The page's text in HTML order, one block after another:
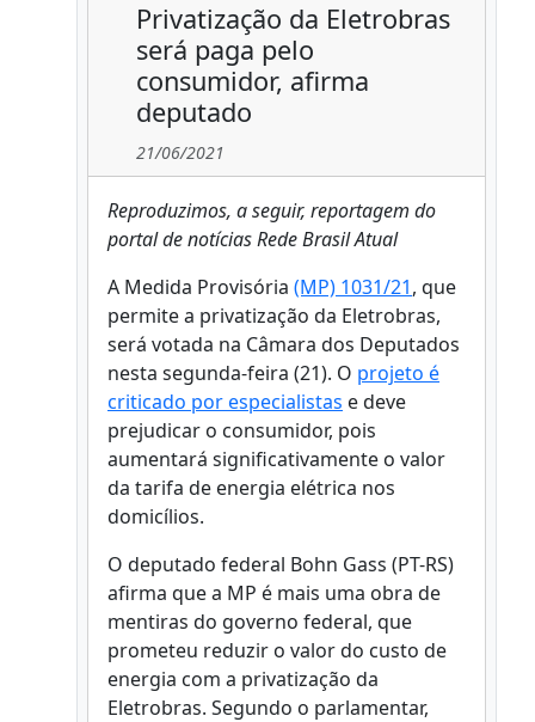
Privatização da Eletrobras
será paga pelo
consumidor, afirma
deputado
21/06/2021
Reproduzimos, a seguir, reportagem do
portal de notícias Rede Brasil Atual
A Medida Provisória (MP) 1031/21, que
permite a privatização da Eletrobras,
será votada na Câmara dos Deputados
nesta segunda-feira (21). O projeto é
criticado por especialistas e deve
prejudicar o consumidor, pois
aumentará significativamente o valor
da tarifa de energia elétrica nos
domicílios.
O deputado federal Bohn Gass (PT-RS)
afirma que a MP é mais uma obra de
mentiras do governo federal, que
prometeu reduzir o valor do custo de
energia com a privatização da
Eletrobras. Segundo o parlamentar,